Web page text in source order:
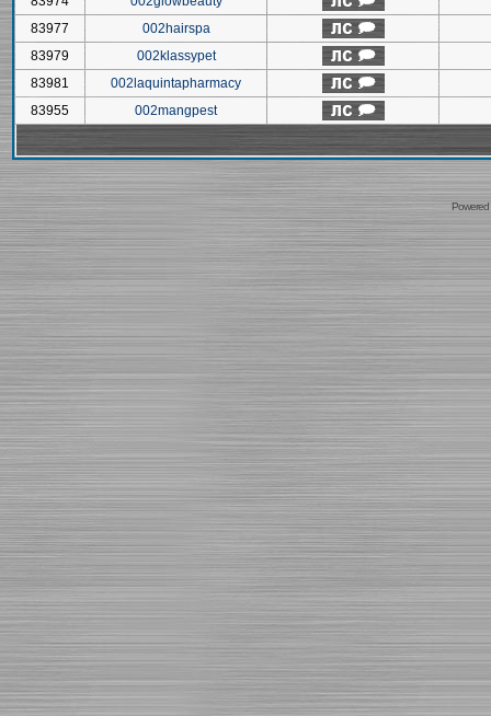
83977
002hairspa
83979
002klassypet
83981
002laquintapharmacy
83955
002mangpest